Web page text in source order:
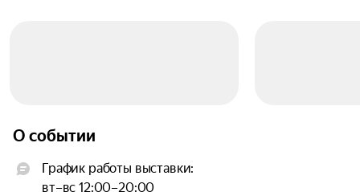
О событии
График работы выставки:
вт–вс 12:00–20:00